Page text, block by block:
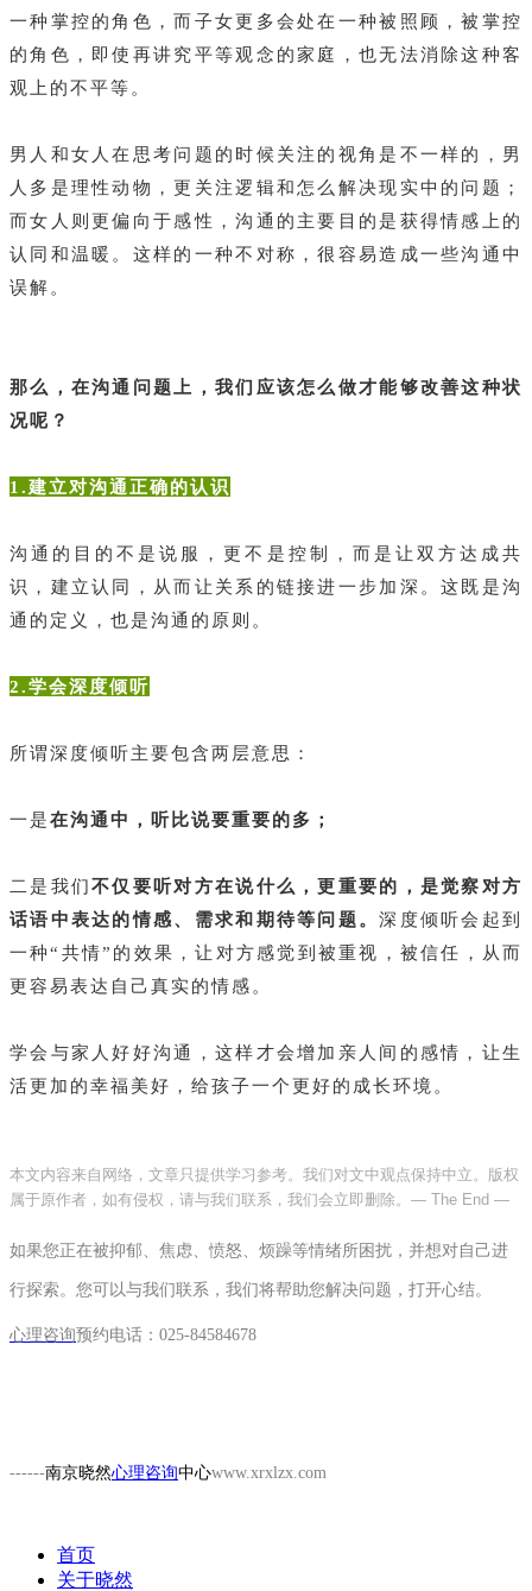
一种掌控的角色，而子女更多会处在一种被照顾，被掌控
的角色，即使再讲究平等观念的家庭，也无法消除这种客
观上的不平等。
男人和女人在思考问题的时候关注的视角是不一样的，男
人多是理性动物，更关注逻辑和怎么解决现实中的问题；
而女人则更偏向于感性，沟通的主要目的是获得情感上的
认同和温暖。这样的一种不对称，很容易造成一些沟通中
误解。
那么，在沟通问题上，我们应该怎么做才能够改善这种状
况呢？
1.建立对沟通正确的认识
沟通的目的不是说服，更不是控制，而是让双方达成共
识，建立认同，从而让关系的链接进一步加深。这既是沟
通的定义，也是沟通的原则。
2.学会深度倾听
所谓深度倾听主要包含两层意思：
一是在沟通中，听比说要重要的多；
二是我们不仅要听对方在说什么，更重要的，是觉察对方
话语中表达的情感、需求和期待等问题。深度倾听会起到
一种“共情”的效果，让对方感觉到被重视，被信任，从而
更容易表达自己真实的情感。
学会与家人好好沟通，这样才会增加亲人间的感情，让生
活更加的幸福美好，给孩子一个更好的成长环境。
本文内容来自网络，文章只提供学习参考。我们对文中观点保持中立。版权
属于原作者，如有侵权，请与我们联系，我们会立即删除。 — The End —
如果您正在被抑郁、焦虑、愤怒、烦躁等情绪所困扰，并想对自己进
行探索。您可以与我们联系，我们将帮助您解决问题，打开心结。
心理咨询预约电话： 025-84584678
------南京晓然心理咨询中心www.xrxlzx.com
首页
关于晓然